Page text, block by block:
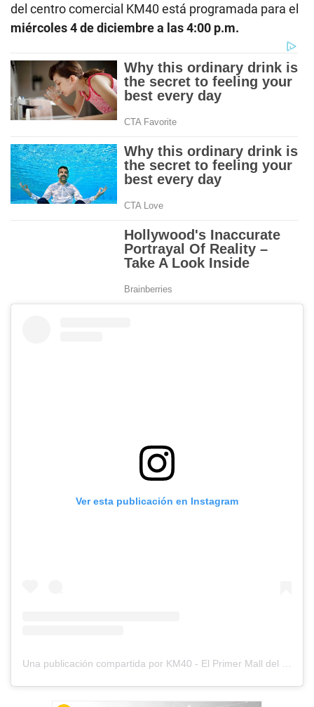
del centro comercial KM40 está programada para el
miércoles 4 de diciembre a las 4:00 p.m.
Ver esta publicación en Instagram